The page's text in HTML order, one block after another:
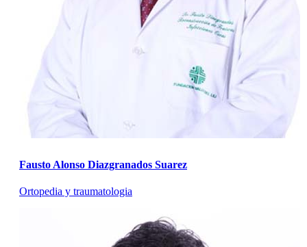
Fausto Alonso Diazgranados Suarez
Ortopedia y traumatologia